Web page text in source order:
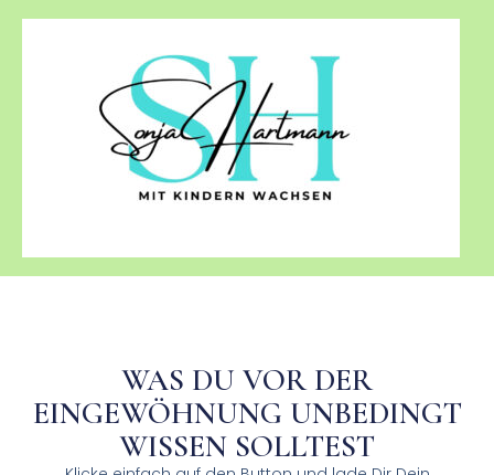
Zum
WAS DU VOR DER
EINGEWÖHNUNG UNBEDINGT
WISSEN SOLLTEST